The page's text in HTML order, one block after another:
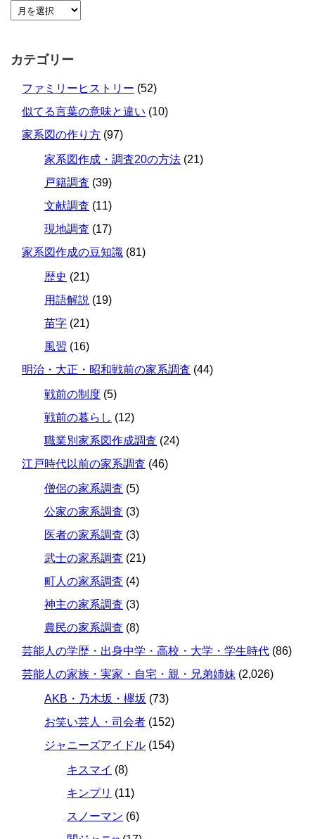
カテゴリー
ファミリーヒストリー (52)
似てる言葉の意味と違い (10)
家系図の作り方 (97)
家系図作成・調査20の方法 (21)
戸籍調査 (39)
文献調査 (11)
現地調査 (17)
家系図作成の豆知識 (81)
歴史 (21)
用語解説 (19)
苗字 (21)
風習 (16)
明治・大正・昭和戦前の家系調査 (44)
戦前の制度 (5)
戦前の暮らし (12)
職業別家系図作成調査 (24)
江戸時代以前の家系調査 (46)
僧侶の家系調査 (5)
公家の家系調査 (3)
医者の家系調査 (3)
武士の家系調査 (21)
町人の家系調査 (4)
神主の家系調査 (3)
農民の家系調査 (8)
芸能人の学歴・出身中学・高校・大学・学生時代 (86)
芸能人の家族・実家・自宅・親・兄弟姉妹 (2,026)
AKB・乃木坂・欅坂 (73)
お笑い芸人・司会者 (152)
ジャニーズアイドル (154)
キスマイ (8)
キンプリ (11)
スノーマン (6)